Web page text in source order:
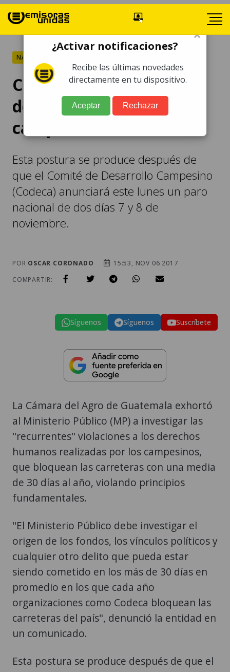
NACIONALES
Cámara del Agro
denuncia bloqueos de
campesinos
Esta postura se produce después de
que el Comité de Desarrollo Campesino
(Codeca) anunciará este lunes un paro
nacional de dos días 7 y 8 de
noviembre.
POR OSCAR CORONADO
15:53, NOV 06 2017
COMPARTIR:
Síguenos Síguenos Suscríbete
La Cámara del Agro de Guatemala exhortó
al Ministerio Público (MP) a investigar las
"recurrentes" violaciones a los derechos
humanos realizadas por los campesinos,
que bloquean las carreteras con una media
de 30 días al año, violando principios
fundamentales.
"El Ministerio Público debe investigar el
origen de los fondos, los vínculos políticos y
cualquier otro delito que pueda estar
siendo cometido en los más de 30 días en
promedio en los que cada año
organizaciones como Codeca bloquean las
carreteras del país", denunció la entidad en
un comunicado.
Esta postura se produce después de que el
×
¿Activar notificaciones?
Recibe las últimas novedades
directamente en tu dispositivo.
Aceptar Rechazar